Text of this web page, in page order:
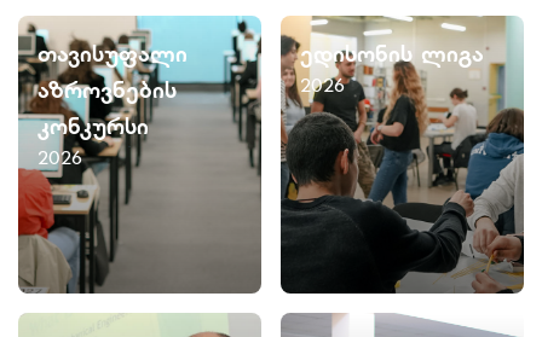
თავისუფალი
აზროვნების
კონკურსი
2026
ედისონის ლიგა
2026